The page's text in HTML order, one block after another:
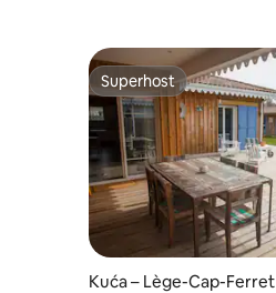
Superhost
Superhost
Kuća – Lège-Cap-Ferret